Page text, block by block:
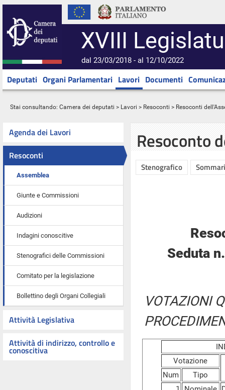
XVIII
dal 23/03/2018 - al 12/10/2022
Deputati Organi Parlamentari Lavori Documenti
Stai consultando: Camera dei deputati > Lavori > Resoconti > Resoconti
Agenda dei Lavori
Resoconti
Assemblea
Giunte e Commissioni
Audizioni
Indagini conoscitive
Stenografici delle Commissioni
Comitato per la legislazione
Bollettino degli Organi Collegiali
Attività Legislativa
Attività di indirizzo, controllo e
conoscitiva
Resoconto
Stenografico
Seduta
VOTAZIONI
Votazione
Num
Tipo